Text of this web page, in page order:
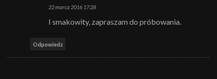
22 marca 2016 17:28
I smakowity, zapraszam do próbowania.
Odpowiedz